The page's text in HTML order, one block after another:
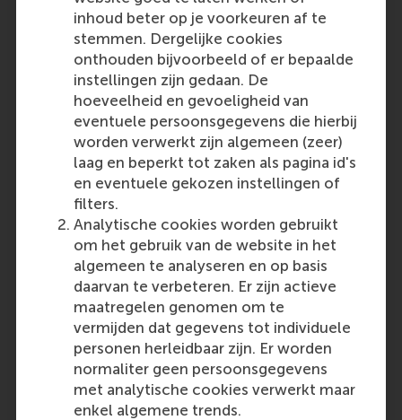
inhoud beter op je voorkeuren af te
stemmen. Dergelijke cookies
onthouden bijvoorbeeld of er bepaalde
instellingen zijn gedaan. De
hoeveelheid en gevoeligheid van
eventuele persoonsgegevens die hierbij
worden verwerkt zijn algemeen (zeer)
laag en beperkt tot zaken als pagina id's
en eventuele gekozen instellingen of
filters.
Analytische cookies worden gebruikt
om het gebruik van de website in het
algemeen te analyseren en op basis
daarvan te verbeteren. Er zijn actieve
maatregelen genomen om te
vermijden dat gegevens tot individuele
personen herleidbaar zijn. Er worden
normaliter geen persoonsgegevens
met analytische cookies verwerkt maar
enkel algemene trends.
Featured on RSM Discovery
Thursday, 30 January 2025
New research reveals how pharmaceutical
companies respond to competitive pressure
when reporting clinical trial results, affecting
transparency despite mandatory disclosure
regulations.
Read more on RSM Discovery
Competitive pressure affects mandatory
reporting of clinical trials in
pharmaceutical companies